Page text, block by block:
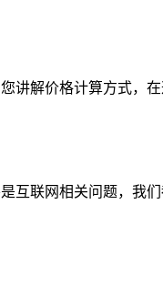
讲解价格计算方式，
互联网相关问题，我